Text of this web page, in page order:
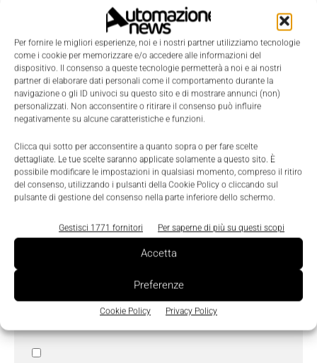
Per fornire le migliori esperienze, noi e i nostri partner utilizziamo tecnologie
come i cookie per memorizzare e/o accedere alle informazioni del
dispositivo. Il consenso a queste tecnologie permetterà a noi e ai nostri
partner di elaborare dati personali come il comportamento durante la
navigazione o gli ID univoci su questo sito e di mostrare annunci (non)
personalizzati. Non acconsentire o ritirare il consenso può influire
negativamente su alcune caratteristiche e funzioni.
Clicca qui sotto per acconsentire a quanto sopra o per fare scelte
dettagliate. Le tue scelte saranno applicate solamente a questo sito. È
possibile modificare le impostazioni in qualsiasi momento, compreso il ritiro
del consenso, utilizzando i pulsanti della Cookie Policy o cliccando sul
pulsante di gestione del consenso nella parte inferiore dello schermo.
Gestisci 1771 fornitori Per saperne di più su questi scopi
Accetta
Preferenze
Cookie Policy Privacy Policy
Telefono
Oggetto
Messaggio*